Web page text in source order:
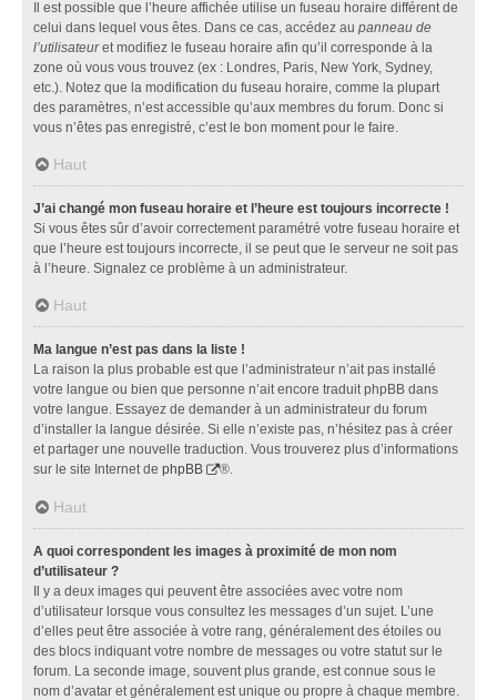
Il est possible que l’heure affichée utilise un fuseau horaire différent de
celui dans lequel vous êtes. Dans ce cas, accédez au panneau de
l’utilisateuret modifiez le fuseau horaire afin qu’il corresponde à la
zone où vous vous trouvez (ex : Londres, Paris, New York, Sydney,
etc.). Notez que la modification du fuseau horaire, comme la plupart
des paramètres, n’est accessible qu’aux membres du forum. Donc si
vous n’êtes pas enregistré, c’est le bon moment pour le faire.
Haut
J’ai changé mon fuseau horaire et l’heure est toujours incorrecte !
Si vous êtes sûr d’avoir correctement paramétré votre fuseau horaire et
que l’heure est toujours incorrecte, il se peut que le serveur ne soit pas
à l’heure. Signalez ce problème à un administrateur.
Haut
Ma langue n’est pas dans la liste !
La raison la plus probable est que l’administrateur n’ait pas installé
votre langue ou bien que personne n’ait encore traduit phpBB dans
votre langue. Essayez de demander à un administrateur du forum
d’installer la langue désirée. Si elle n’existe pas, n’hésitez pas à créer
et partager une nouvelle traduction. Vous trouverez plus d’informations
sur le site Internet de phpBB ®.
Haut
A quoi correspondent les images à proximité de mon nom
d’utilisateur ?
Il y a deux images qui peuvent être associées avec votre nom
d’utilisateur lorsque vous consultez les messages d’un sujet. L’une
d’elles peut être associée à votre rang, généralement des étoiles ou
des blocs indiquant votre nombre de messages ou votre statut sur le
forum. La seconde image, souvent plus grande, est connue sous le
nom d’avatar et généralement est unique ou propre à chaque membre.